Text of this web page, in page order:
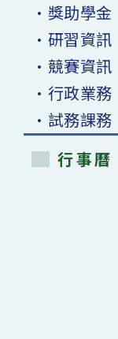
•獎助學金
•研習資訊
•競賽資訊
•行政業務
•試務課務
行事曆